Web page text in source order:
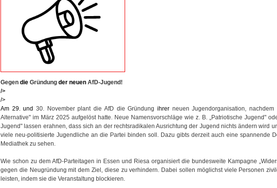
Gegen die Gründung der neuen AfD-Jugend!
/>
/>
Am 29.und 30. November plant die AfD die Gründung ihrerneuen Jugendorganisation, nachdem
Alternative" im März 2025 aufgelöst hatte. Neue Namensvorschläge wie z. B. „Patriotische Jugend"
Jugend" lassen erahnen, dass sich an der rechtsradikalen Ausrichtung der Jugend nichts ändern wird
viele neu-politisierte Jugendliche an die Partei binden soll. Dazu gibts derzeit auch eine spannende
Mediathek zu sehen.
Wie schon zu dem AfD-Parteitagen in Essen und Riesa organisiert die bundesweite Kampagne
gegen die Neugründung mit dem Ziel, diese zu verhindern. Dabei sollen möglichst viele Personen
leisten, indem sie die Veranstaltung blockieren.